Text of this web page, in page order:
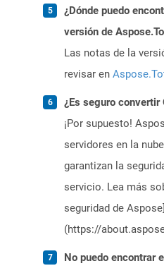
¿Dónde puedo
versión de
Las notas de la
revisar en
¿Es seguro convertir
¡Por supuesto!
servidores en la
garantizan la
servicio. Lea más
seguridad de Aspose]
(https://
No puedo encontrar